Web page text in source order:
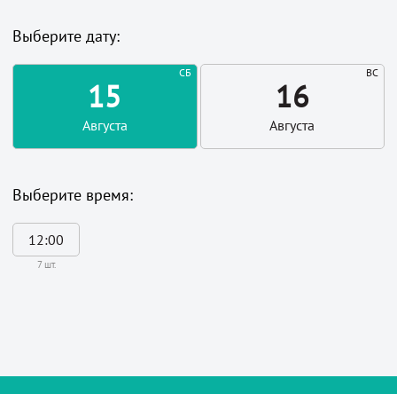
Выберите дату:
СБ
15
Августа
ВС
16
Августа
Выберите время:
12:00
7 шт.